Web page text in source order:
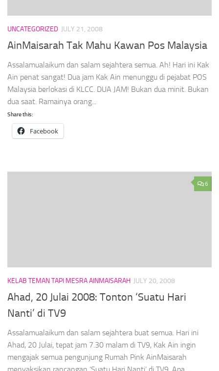
UNCATEGORIZED JULY 21, 2008
AinMaisarah Tak Mahu Kawan Pos Malaysia
Assalamualaikum dan salam sejahtera semua. Ah! Hari ini Kak
Ain penat sangat! Dua jam Kak Ain menunggu di pejabat POS
Malaysia berlokasi di KLCC. DUA JAM! Bukan dua minit. Bukan
dua saat. Ramainya orang...
Share this:
Facebook
6
KELAB TEMAN TAPI MESRA AINMAISARAH JULY 20, 2008
Ahad, 20 Julai 2008: Tonton ‘Suatu Hari
Nanti’ di TV9
Assalamualaikum dan salam sejahtera buat semua. Hari ini
Ahad, 20 Julai, tepat jam 7.30 malam di TV9, Kak Ain ingin
mengajak semua pengunjung Rumah Pink AinMaisarah
menyaksikan rancangan ‘Suatu Hari Nanti’ di TV9. Apa...